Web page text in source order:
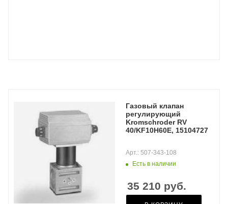
Газовый клапан
регулирующий
Kromschroder RV
40/KF10H60E, 15104727
Есть в наличии
Арт.: 507-343-108
35 210 руб.